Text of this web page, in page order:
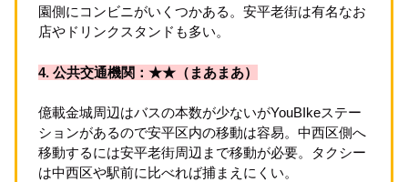
園側にコンビニがいくつかある。安平老街は有名なお
店やドリンクスタンドも多い。
4. 公共交通機関：★★（まあまあ）
億載金城周辺はバスの本数が少ないがYouBIkeステー
ションがあるので安平区内の移動は容易。中西区側へ
移動するには安平老街周辺まで移動が必要。タクシー
は中西区や駅前に比べれば捕まえにくい。